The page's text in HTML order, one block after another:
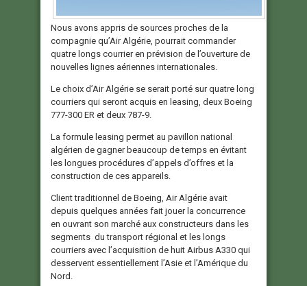
Nous avons appris de sources proches de la
compagnie qu’Air Algérie, pourrait commander
quatre longs courrier en prévision de l’ouverture de
nouvelles lignes aériennes internationales.
Le choix d’Air Algérie se serait porté sur quatre long
courriers qui seront acquis en leasing, deux Boeing
777-300 ER et deux 787-9.
La formule leasing permet au pavillon national
algérien de gagner beaucoup de temps en évitant
les longues procédures d’appels d’offres et la
construction de ces appareils.
Client traditionnel de Boeing, Air Algérie avait
depuis quelques années fait jouer la concurrence
en ouvrant son marché aux constructeurs dans les
segments du transport régional et les longs
courriers avec l’acquisition de huit Airbus A330 qui
desservent essentiellement l’Asie et l’Amérique du
Nord.